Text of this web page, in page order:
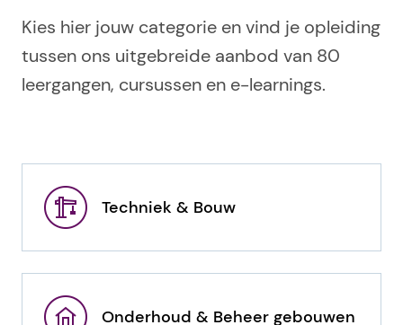
Kies hier jouw categorie en vind je opleiding
tussen ons uitgebreide aanbod van 80
leergangen, cursussen en e-learnings.
Techniek & Bouw
Onderhoud & Beheer gebouwen